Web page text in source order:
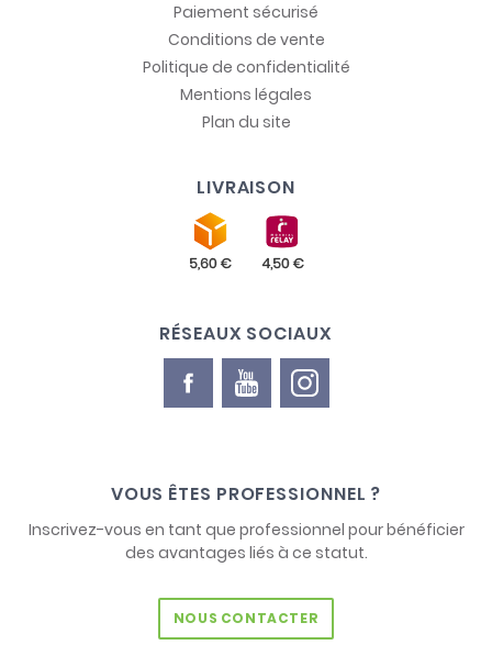
Paiement sécurisé
Conditions de vente
Politique de confidentialité
Mentions légales
Plan du site
LIVRAISON
RÉSEAUX SOCIAUX
VOUS ÊTES PROFESSIONNEL ?
Inscrivez-vous en tant que professionnel pour bénéficier
des avantages liés à ce statut.
NOUS CONTACTER